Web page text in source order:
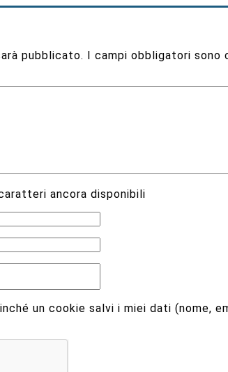
pubblicato. I campi obbligatori
ancora disponibili
un cookie salvi i miei dati (nome,